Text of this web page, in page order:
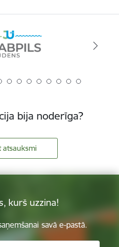
bija noderīga?
atsauksmi
kurš uzzina!
savā e-pastā.